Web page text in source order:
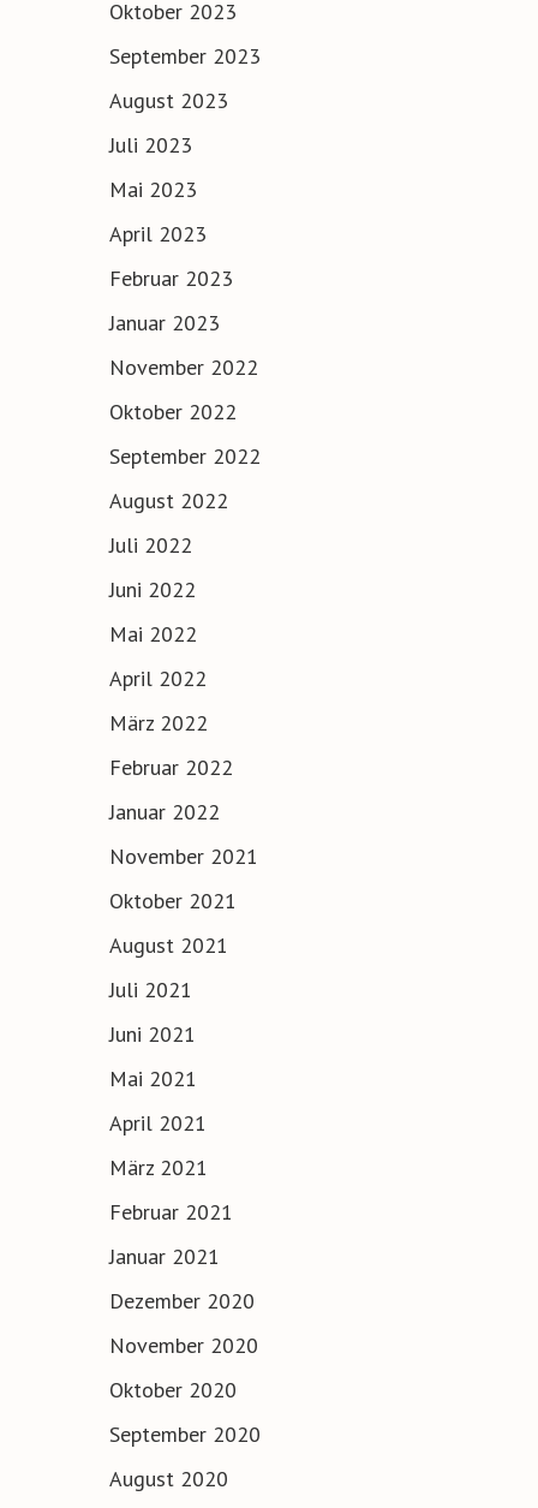
Oktober 2023
September 2023
August 2023
Juli 2023
Mai 2023
April 2023
Februar 2023
Januar 2023
November 2022
Oktober 2022
September 2022
August 2022
Juli 2022
Juni 2022
Mai 2022
April 2022
März 2022
Februar 2022
Januar 2022
November 2021
Oktober 2021
August 2021
Juli 2021
Juni 2021
Mai 2021
April 2021
März 2021
Februar 2021
Januar 2021
Dezember 2020
November 2020
Oktober 2020
September 2020
August 2020